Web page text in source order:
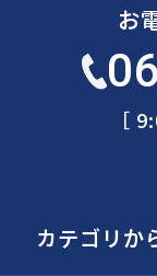
お
［
カテゴリか